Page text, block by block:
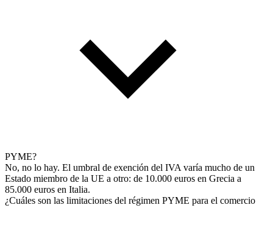
PYME?
No, no lo hay. El umbral de exención del IVA varía mucho de un
Estado miembro de la UE a otro: de 10.000 euros en Grecia a
85.000 euros en Italia.
¿Cuáles son las limitaciones del régimen PYME para el comercio